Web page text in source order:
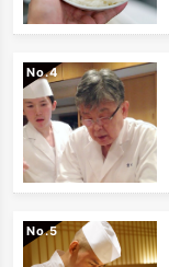
No.
No.